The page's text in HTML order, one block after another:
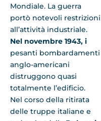
Mondiale. La guerra
portò notevoli restrizioni
all’attività industriale.
Nel novembre 1943, i
pesanti bombardamenti
anglo-americani
distruggono quasi
totalmente l’edificio.
Nel corso della ritirata
delle truppe italiane e